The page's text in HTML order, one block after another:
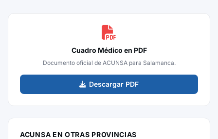
Cuadro Médico en PDF
Documento oficial de ACUNSA para Salamanca.
Descargar PDF
ACUNSA EN OTRAS PROVINCIAS